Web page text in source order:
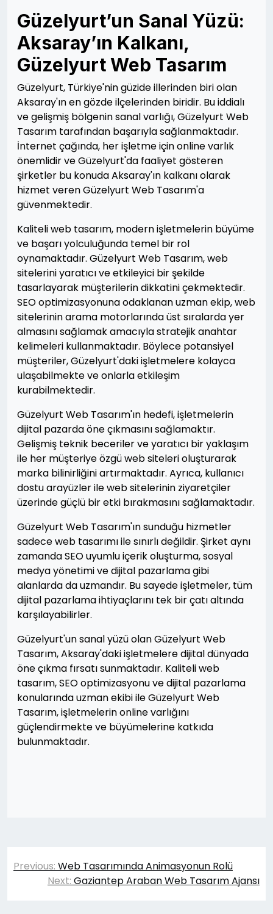
Güzelyurt’un Sanal Yüzü:
Aksaray’ın Kalkanı,
Güzelyurt Web Tasarım
Güzelyurt, Türkiye'nin güzide illerinden biri olan
Aksaray'ın en gözde ilçelerinden biridir. Bu iddialı
ve gelişmiş bölgenin sanal varlığı, Güzelyurt Web
Tasarım tarafından başarıyla sağlanmaktadır.
İnternet çağında, her işletme için online varlık
önemlidir ve Güzelyurt'da faaliyet gösteren
şirketler bu konuda Aksaray'ın kalkanı olarak
hizmet veren Güzelyurt Web Tasarım'a
güvenmektedir.
Kaliteli web tasarım, modern işletmelerin büyüme
ve başarı yolculuğunda temel bir rol
oynamaktadır. Güzelyurt Web Tasarım, web
sitelerini yaratıcı ve etkileyici bir şekilde
tasarlayarak müşterilerin dikkatini çekmektedir.
SEO optimizasyonuna odaklanan uzman ekip, web
sitelerinin arama motorlarında üst sıralarda yer
almasını sağlamak amacıyla stratejik anahtar
kelimeleri kullanmaktadır. Böylece potansiyel
müşteriler, Güzelyurt'daki işletmelere kolayca
ulaşabilmekte ve onlarla etkileşim
kurabilmektedir.
Güzelyurt Web Tasarım'ın hedefi, işletmelerin
dijital pazarda öne çıkmasını sağlamaktır.
Gelişmiş teknik beceriler ve yaratıcı bir yaklaşım
ile her müşteriye özgü web siteleri oluşturarak
marka bilinirliğini artırmaktadır. Ayrıca, kullanıcı
dostu arayüzler ile web sitelerinin ziyaretçiler
üzerinde güçlü bir etki bırakmasını sağlamaktadır.
Güzelyurt Web Tasarım'ın sunduğu hizmetler
sadece web tasarımı ile sınırlı değildir. Şirket aynı
zamanda SEO uyumlu içerik oluşturma, sosyal
medya yönetimi ve dijital pazarlama gibi
alanlarda da uzmandır. Bu sayede işletmeler, tüm
dijital pazarlama ihtiyaçlarını tek bir çatı altında
karşılayabilirler.
Güzelyurt'un sanal yüzü olan Güzelyurt Web
Tasarım, Aksaray'daki işletmelere dijital dünyada
öne çıkma fırsatı sunmaktadır. Kaliteli web
tasarım, SEO optimizasyonu ve dijital pazarlama
konularında uzman ekibi ile Güzelyurt Web
Tasarım, işletmelerin online varlığını
güçlendirmekte ve büyümelerine katkıda
bulunmaktadır.
Yazı
gezinmesi
Previous: Web Tasarımında Animasyonun Rolü
Next: Gaziantep Araban Web Tasarım Ajansı